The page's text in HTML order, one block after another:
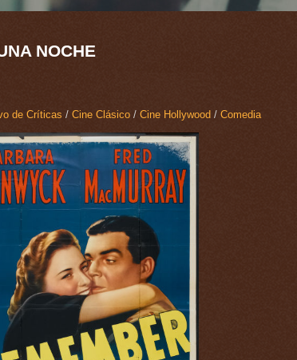
NOCHE
de Críticas / Cine Clásico / Cine Hollywood / Comedia